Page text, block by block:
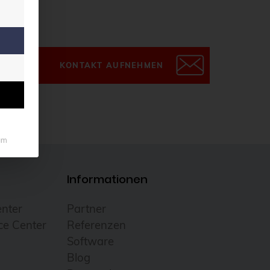
KONTAKT AUFNEHMEN
Center
Informationen
Partner
Referenzen
Software
Blog